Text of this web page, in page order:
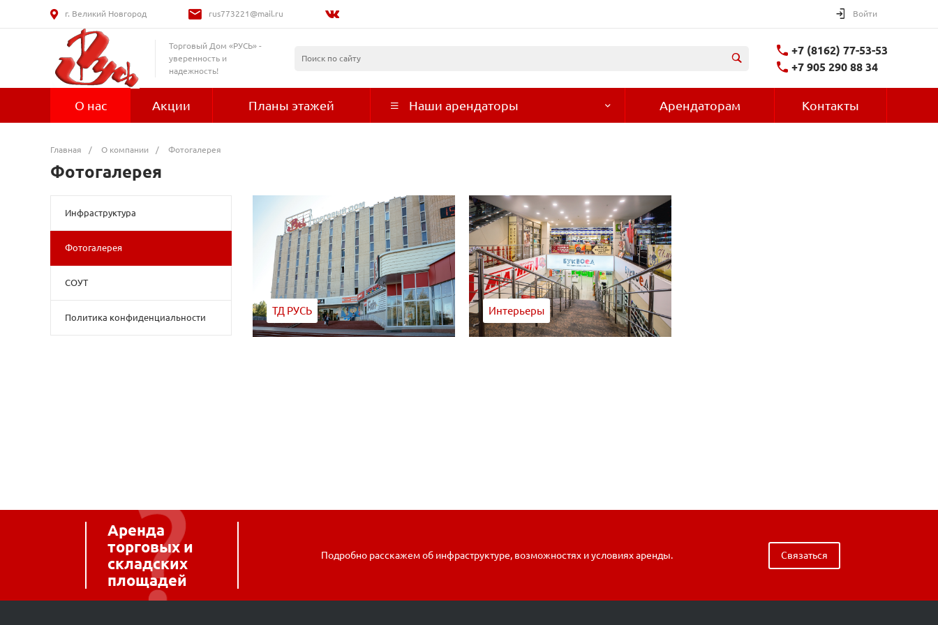
г. Великий Новгород rus773221@mail.ru Войти
Торговый Дом «РУСЬ» -
уверенность и
надежность!
+7 (8162) 77-53-53
+7 905 290 88 34
О нас Акции Планы этажей Наши арендаторы Арендаторам Контакты
Главная / О компании / Фотогалерея
Фотогалерея
Инфраструктура
Фотогалерея
СОУТ
Политика конфиденциальности
ТД РУСЬ Интерьеры
Аренда
торговых и
складских
площадей
Подробно расскажем об инфраструктуре, возможностях и условиях аренды. Связаться